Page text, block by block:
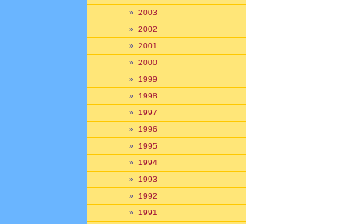
» 2003
» 2002
» 2001
» 2000
» 1999
» 1998
» 1997
» 1996
» 1995
» 1994
» 1993
» 1992
» 1991